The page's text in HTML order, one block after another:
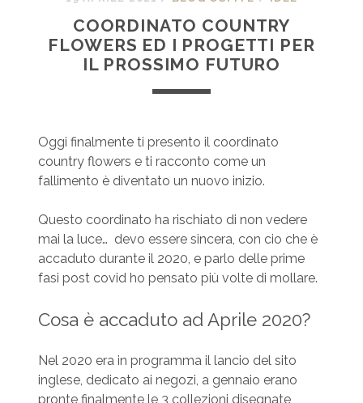
COORDINATO COUNTRY
FLOWERS ED I PROGETTI PER
IL PROSSIMO FUTURO
Oggi finalmente ti presento il coordinato
country flowers e ti racconto come un
fallimento è diventato un nuovo inizio.
Questo coordinato ha rischiato di non vedere
mai la luce… devo essere sincera, con cio che è
accaduto durante il 2020, e parlo delle prime
fasi post covid ho pensato più volte di mollare.
Cosa è accaduto ad Aprile 2020?
Nel 2020 era in programma il lancio del sito
inglese, dedicato ai negozi, a gennaio erano
pronte finalmente le 3 collezioni disegnate,